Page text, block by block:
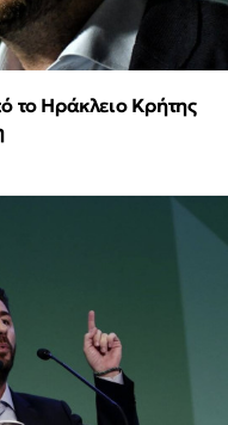
το Ηράκλειο Κρήτης